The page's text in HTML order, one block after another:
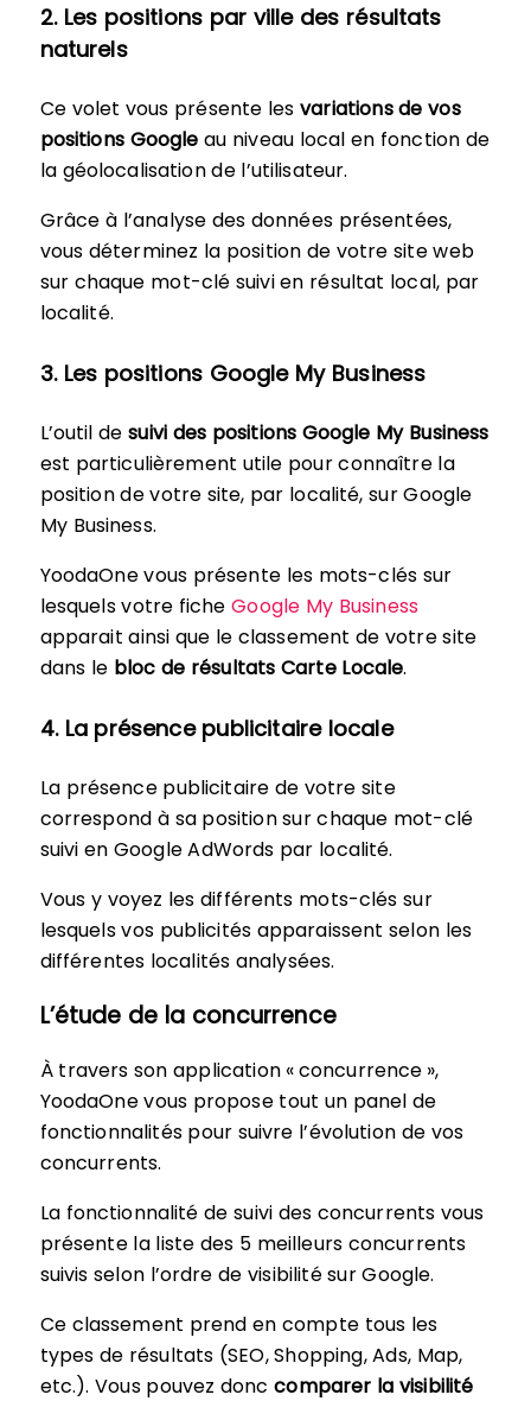
2. Les positions par ville des résultats
naturels
Ce volet vous présente lesvariations de vos
positions Google au niveau local en fonction de
la géolocalisation de l’utilisateur.
Grâce à l’analyse des données présentées,
vous déterminez la position de votre site web
sur chaque mot-clé suivi en résultat local, par
localité.
3. Les positions Google My Business
L’outil desuivi des positions Google My Business
est particulièrement utile pour connaître la
position de votre site, par localité, sur Google
My Business.
YoodaOne vous présente les mots-clés sur
lesquels votre ficheGoogle My Business
apparait ainsi que le classement de votre site
dans le bloc de résultats Carte Locale.
4. La présence publicitaire locale
La présence publicitaire de votre site
correspond à sa position sur chaque mot-clé
suivi en Google AdWords par localité.
Vous y voyez les différents mots-clés sur
lesquels vos publicités apparaissent selon les
différentes localités analysées.
L’étude de la concurrence
À travers son application « concurrence »,
YoodaOne vous propose tout un panel de
fonctionnalités pour suivre l’évolution de vos
concurrents.
La fonctionnalité de suivi des concurrents vous
présente la liste des 5 meilleurs concurrents
suivis selon l’ordre de visibilité sur Google.
Ce classement prend en compte tous les
types de résultats (SEO, Shopping, Ads, Map,
etc.). Vous pouvez donccomparer la visibilité